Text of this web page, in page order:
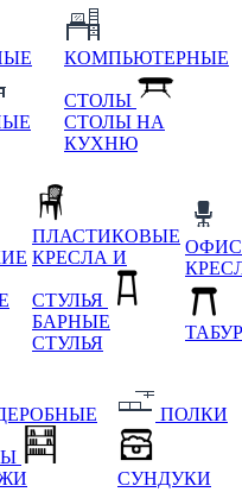
КОМПЬЮТЕРНЫЕ
СТОЛЫ
СТОЛЫ НА
КУХНЮ
ПЛАСТИКОВЫЕ
КРЕСЛА И
СТУЛЬЯ
БАРНЫЕ
СТУЛЬЯ
ПОЛКИ
СУНДУКИ